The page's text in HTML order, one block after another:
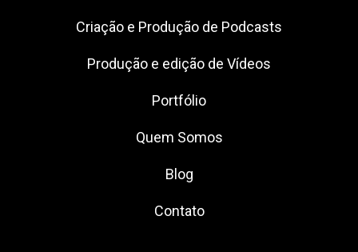
Criação e Produção de Podcasts
Produção e edição de Vídeos
Portfólio
Quem Somos
Blog
Contato